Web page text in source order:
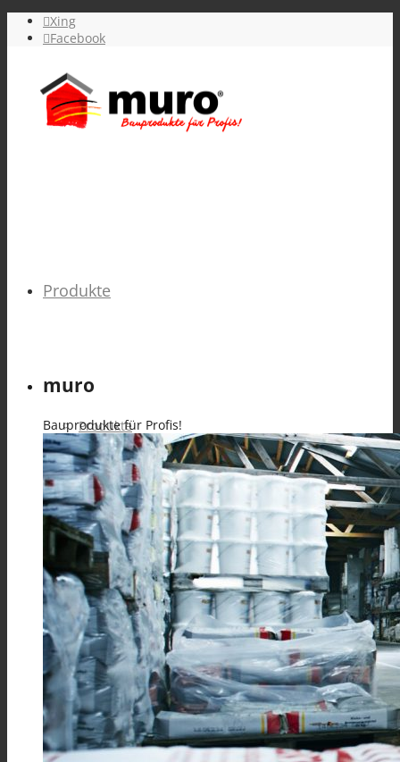
Xing
Facebook
Produkte
Produkte
Alle Produkte
GRUNDIERUNGEN verarbeitungsfertig &
muro
Bauprodukte für Profis!